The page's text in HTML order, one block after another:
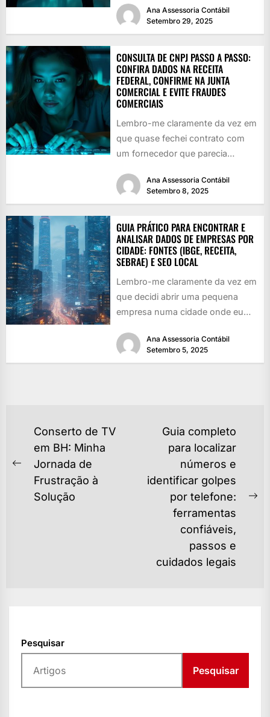
Borderline (TPB) é um diagnóstico
psiquiátrico que...
Ana Assessoria Contábil
Setembro 29, 2025
CONSULTA DE CNPJ PASSO A PASSO:
CONFIRA DADOS NA RECEITA
FEDERAL, CONFIRME NA JUNTA
COMERCIAL E EVITE FRAUDES
COMERCIAIS
Lembro-me claramente da vez em
que quase fechei contrato com
um fornecedor que parecia
Ana Assessoria Contábil
Setembro 8, 2025
GUIA PRÁTICO PARA ENCONTRAR E
ANALISAR DADOS DE EMPRESAS POR
CIDADE: FONTES (IBGE, RECEITA,
SEBRAE) E SEO LOCAL
Lembro-me claramente da vez em
que decidi abrir uma pequena
empresa numa cidade onde eu
Ana Assessoria Contábil
Setembro 5, 2025
NAVEGAÇÃO
POST
Previous
post:
Conserto de TV
em BH: Minha
Jornada de
Frustração à
Solução
Guia completo
para localizar
números e
identificar golpes
por telefone:
ferramentas
confiáveis,
passos e
cuidados legais
Pesquisar
Pesquisar